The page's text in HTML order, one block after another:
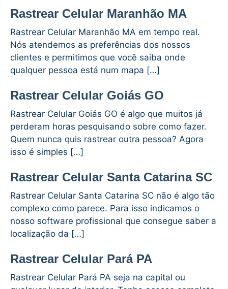
Rastrear Celular Maranhão MA
Rastrear Celular Maranhão MA em tempo real.
Nós atendemos as preferências dos nossos
clientes e permitimos que você saiba onde
qualquer pessoa está num mapa […]
Rastrear Celular Goiás GO
Rastrear Celular Goiás GO é algo que muitos já
perderam horas pesquisando sobre como fazer.
Quem nunca quis rastrear outra pessoa? Agora
isso é simples […]
Rastrear Celular Santa Catarina SC
Rastrear Celular Santa Catarina SC não é algo tão
complexo como parece. Para isso indicamos o
nosso software profissional que consegue saber a
localização da […]
Rastrear Celular Pará PA
Rastrear Celular Pará PA seja na capital ou